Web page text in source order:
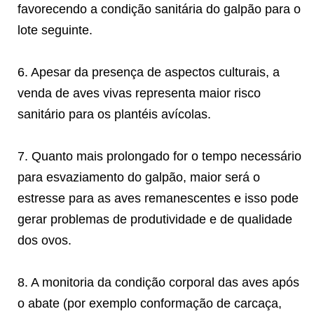
favorecendo a condição sanitária do galpão para o
lote seguinte.
6. Apesar da presença de aspectos culturais, a
venda de aves vivas representa maior risco
sanitário para os plantéis avícolas.
7. Quanto mais prolongado for o tempo necessário
para esvaziamento do galpão, maior será o
estresse para as aves remanescentes e isso pode
gerar problemas de produtividade e de qualidade
dos ovos.
8. A monitoria da condição corporal das aves após
o abate (por exemplo conformação de carcaça,